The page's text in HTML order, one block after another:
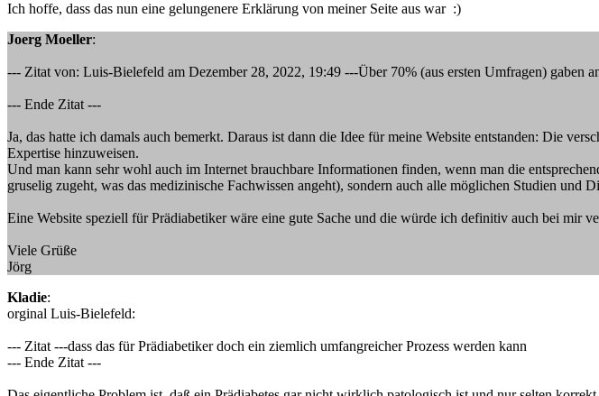
Ich hoffe, dass das nun eine gelungenere Erklärung von meiner Seite aus war :)
Joerg Moeller:
--- Zitat von: Luis-Bielefeld am Dezember 28, 2022, 19:49 ---Über 70% (aus ersten Umfragen) gaben
--- Ende Zitat ---
Ja, das hatte ich damals auch bemerkt. Daraus ist dann die Idee für meine Website entstanden: Die
Expertise hinzuweisen.
Und man kann sehr wohl auch im Internet brauchbare Informationen finden, wenn man die
gruselig zugeht, was das medizinische Fachwissen angeht), sondern auch alle möglichen Studien und
Eine Website speziell für Prädiabetiker wäre eine gute Sache und die würde ich definitiv auch bei mir
Viele Grüße
Jörg
Kladie:
orginal Luis-Bielefeld:
--- Zitat ---dass das für Prädiabetiker doch ein ziemlich umfangreicher Prozess werden kann
--- Ende Zitat ---